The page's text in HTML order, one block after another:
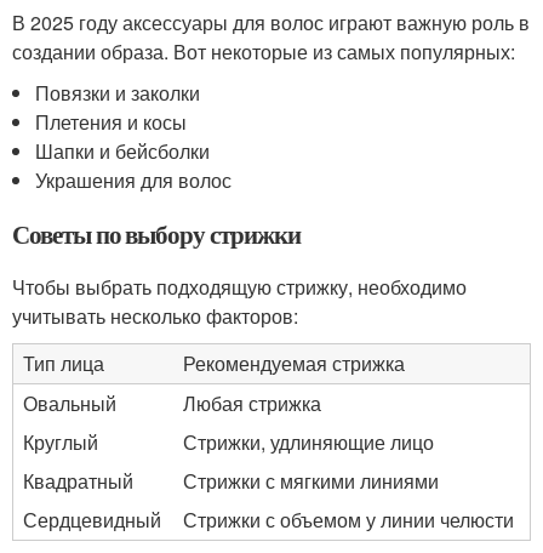
В 2025 году аксессуары для волос играют важную роль в
создании образа. Вот некоторые из самых популярных:
Повязки и заколки
Плетения и косы
Шапки и бейсболки
Украшения для волос
Советы по выбору стрижки
Чтобы выбрать подходящую стрижку, необходимо
учитывать несколько факторов:
Тип лица
Рекомендуемая стрижка
Овальный
Любая стрижка
Круглый
Стрижки, удлиняющие лицо
Квадратный
Стрижки с мягкими линиями
Сердцевидный
Стрижки с объемом у линии челюсти